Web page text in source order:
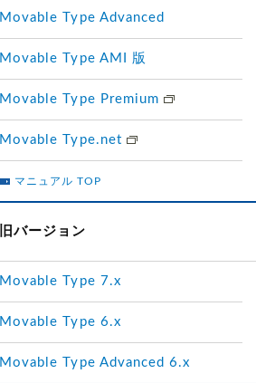
Movable Type Advanced
Movable Type AMI 版
Movable Type Premium
Movable Type.net
マニュアル TOP
旧バージョン
Movable Type 7.x
Movable Type 6.x
Movable Type Advanced 6.x